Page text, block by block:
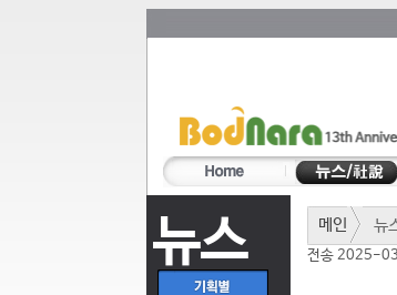
뉴스 메인 뉴
전송 2025-